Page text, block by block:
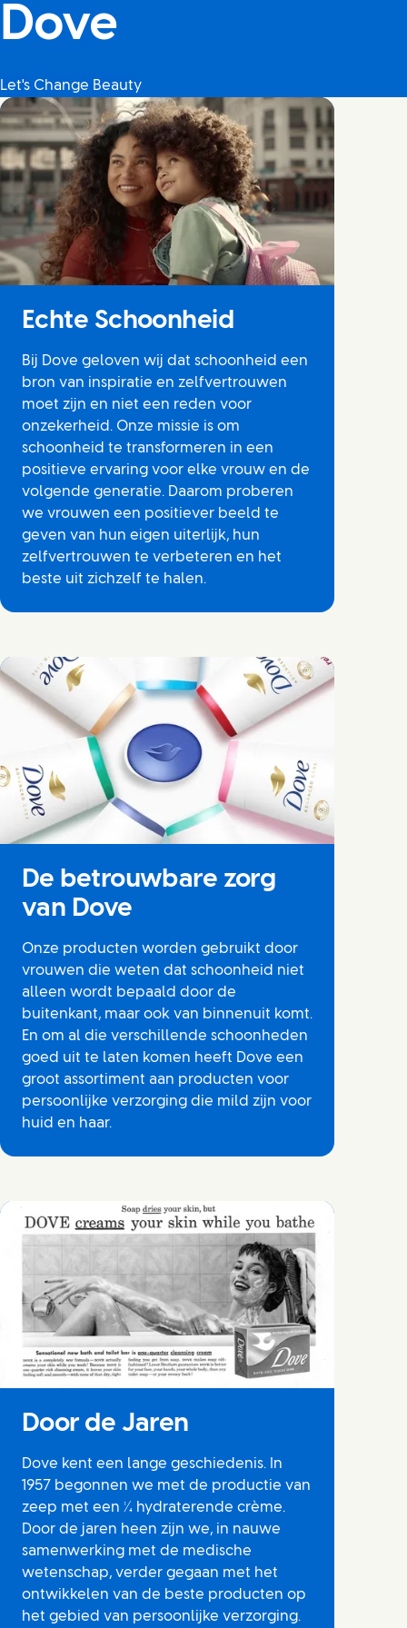
Dove
Let's Change Beauty
Echte Schoonheid
Bij Dove geloven wij dat schoonheid een
bron van inspiratie en zelfvertrouwen
moet zijn en niet een reden voor
onzekerheid. Onze missie is om
schoonheid te transformeren in een
positieve ervaring voor elke vrouw en de
volgende generatie. Daarom proberen
we vrouwen een positiever beeld te
geven van hun eigen uiterlijk, hun
zelfvertrouwen te verbeteren en het
beste uit zichzelf te halen.
De betrouwbare zorg
van Dove
Onze producten worden gebruikt door
vrouwen die weten dat schoonheid niet
alleen wordt bepaald door de
buitenkant, maar ook van binnenuit komt.
En om al die verschillende schoonheden
goed uit te laten komen heeft Dove een
groot assortiment aan producten voor
persoonlijke verzorging die mild zijn voor
huid en haar.
Door de Jaren
Dove kent een lange geschiedenis. In
1957 begonnen we met de productie van
zeep met een ¼ hydraterende crème.
Door de jaren heen zijn we, in nauwe
samenwerking met de medische
wetenschap, verder gegaan met het
ontwikkelen van de beste producten op
het gebied van persoonlijke verzorging.